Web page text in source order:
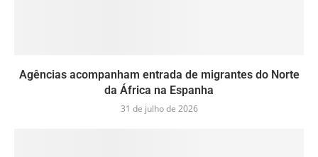
Agências acompanham entrada de migrantes do Norte
da África na Espanha
31 de julho de 2026